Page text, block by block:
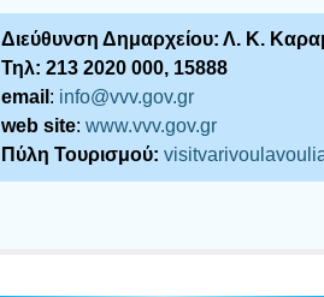
Διεύθυνση Δημαρχείου: Λ. Κ.
Τηλ: 213 2020 000, 15888
email : info@vvv.gov.gr
web site:www.vvv.gov.gr
Πύλη Τουρισμού: